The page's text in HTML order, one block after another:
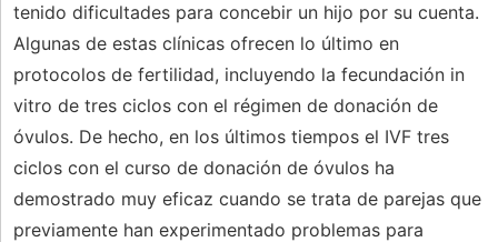
tenido dificultades para concebir un hijo por su cuenta.
Algunas de estas clínicas ofrecen lo último en
protocolos de fertilidad, incluyendo la fecundación in
vitro de tres ciclos con el régimen de donación de
óvulos. De hecho, en los últimos tiempos el IVF tres
ciclos con el curso de donación de óvulos ha
demostrado muy eficaz cuando se trata de parejas que
previamente han experimentado problemas para